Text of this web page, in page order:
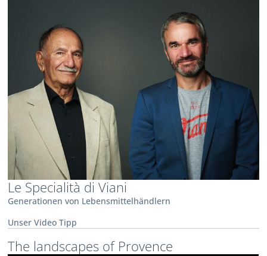
Le Specialità di Viani
Generationen von Lebensmittelhändlern
Unser Video Tipp
The landscapes of Provence